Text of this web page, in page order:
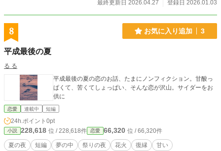
最終更新日 2026.04.27 登録日 2026.01.03
8 お気に入り追加 3
平成最後の夏
る る
平成最後の夏の恋のお話、たまにノンフィクション。甘酸っ
ぱくて、苦くてしょっぱい、そんな恋が沢山。サイダーをお
供に
恋愛 連載中 短編
24h.ポイント 0pt
小説 228,618 位 / 228,618件 恋愛 66,320 位 / 66,320件
夏の夜 短編 夢の中 祭りの夜 花火 復縁 甘い